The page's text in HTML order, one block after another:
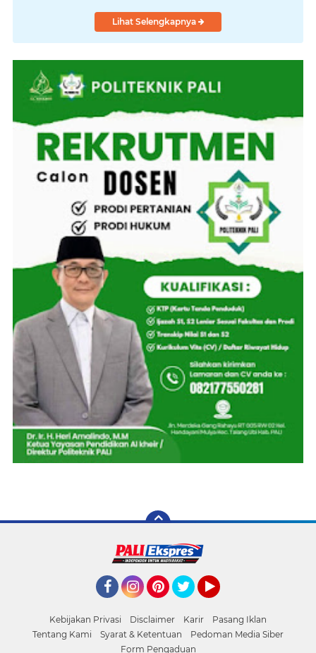
Lihat Selengkapnya
Kebijakan Privasi Disclaimer Karir
Pasang Iklan
Tentang Kami
Syarat & Ketentuan
Pedoman Media Siber
Form Pengaduan